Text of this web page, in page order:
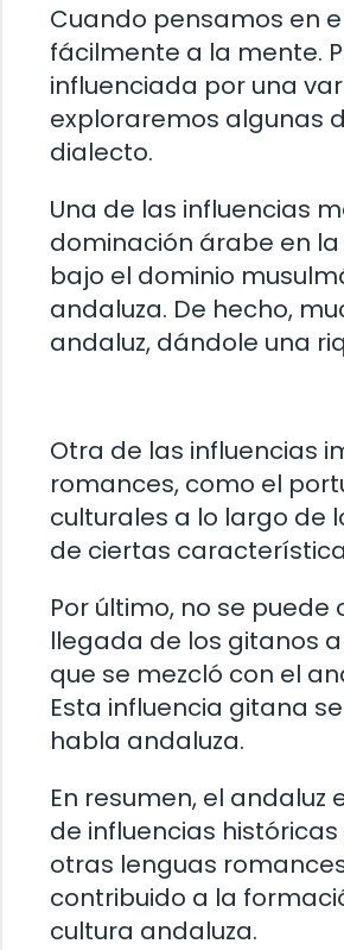
Cuando pensamos en
fácilmente a la mente.
influenciada por una
exploraremos algunas
dialecto.
Una de las influencias
dominación árabe en
bajo el dominio
andaluza. De hecho,
andaluz, dándole una
Otra de las influencias
romances, como el
culturales a lo largo de
de ciertas
Por último, no se
llegada de los gitanos
que se mezcló con el
Esta influencia gitana
habla andaluza.
En resumen, el
de influencias
otras lenguas
contribuido a la
cultura andaluza.